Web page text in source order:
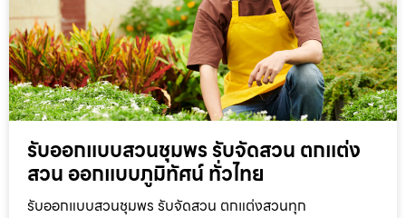
รับออกแบบสวนชุมพร รับจัดสวน ตกแต่ง
สวน ออกแบบภูมิทัศน์ ทั่วไทย
รับออกแบบสวนชุมพร รับจัดสวน ตกแต่งสวนทุก